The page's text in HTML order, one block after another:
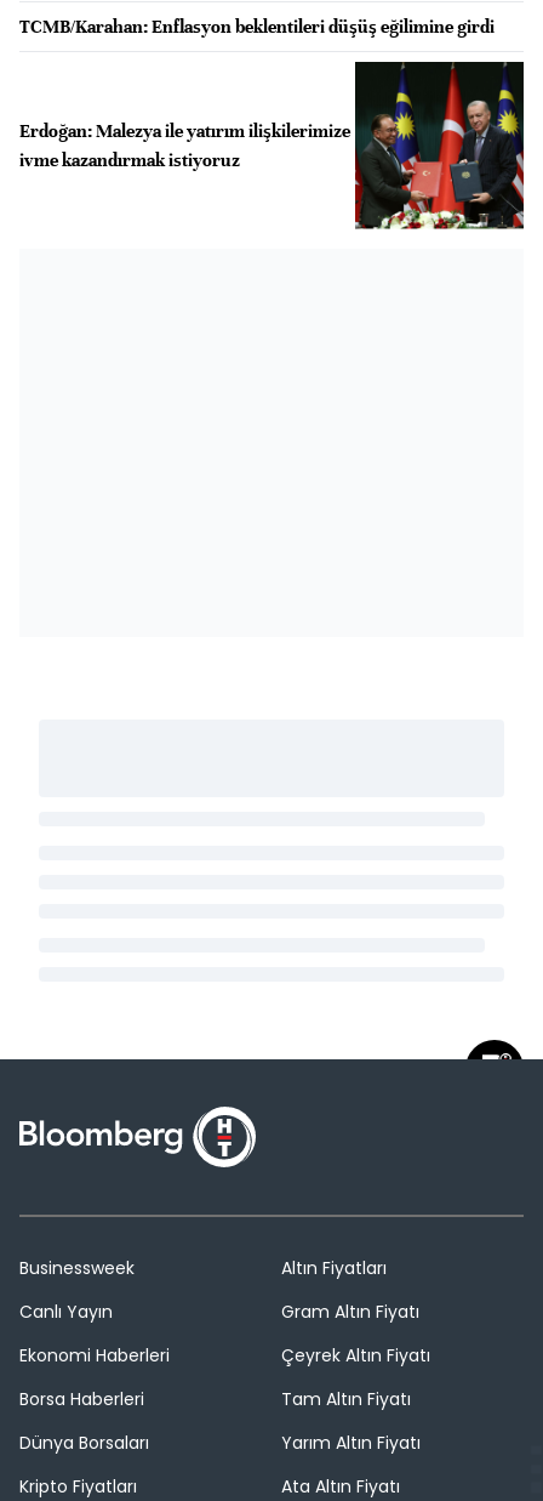
TCMB/Karahan: Enflasyon beklentileri düşüş eğilimine girdi
Erdoğan: Malezya ile yatırım ilişkilerimize
ivme kazandırmak istiyoruz
Businessweek
Canlı Yayın
Ekonomi Haberleri
Borsa Haberleri
Dünya Borsaları
Kripto Fiyatları
Altın Fiyatları
Gram Altın Fiyatı
Çeyrek Altın Fiyatı
Tam Altın Fiyatı
Yarım Altın Fiyatı
Ata Altın Fiyatı